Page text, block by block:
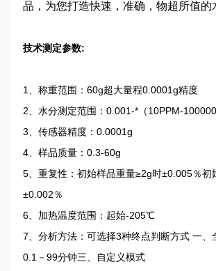
品，为您打造快速，准确，物超所值的
技术测定参数:
1、称重范围：60g超大量程0.0001g精度
2、水分测定范围：0.001-*（10PPM-
3、传感器精度：0.0001g
4、样品质量：0.3-60g
5、重复性：初始样品重量≥2g时±0.005％初
±0.002％
6、加热温度范围：起始-205℃
7、分析方法：可选择3种终点判断方式 一、
0.1－99分钟三、自定义模式